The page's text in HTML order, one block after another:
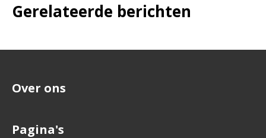
Gerelateerde berichten
Over ons
Pagina's